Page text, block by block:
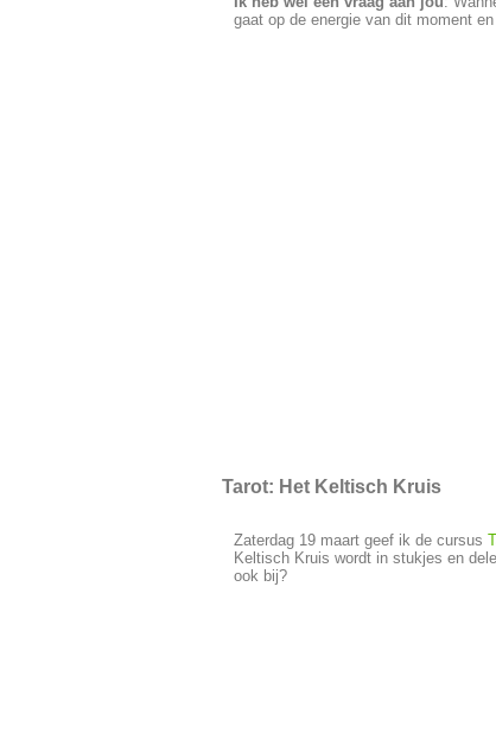
gaat op de energie van dit moment
Tarot: Het Keltisch Kruis
Zaterdag 19 maart geef ik de cursus
Keltisch Kruis wordt in stukjes en
ook bij?